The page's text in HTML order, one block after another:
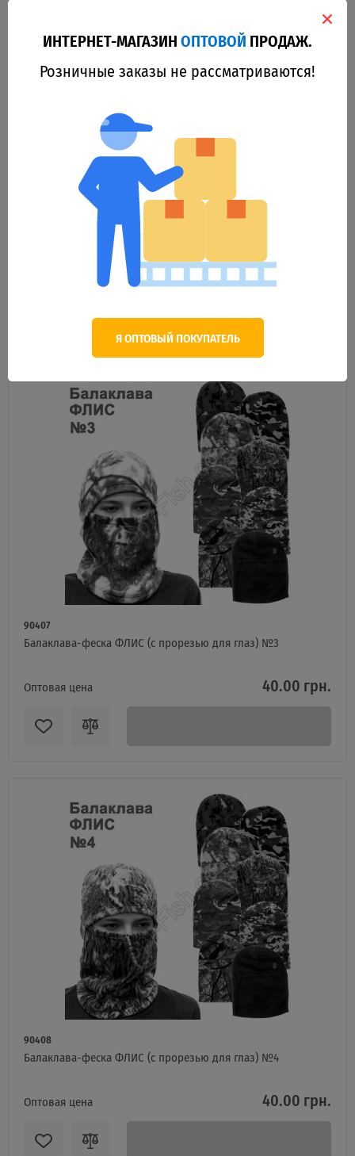
Балаклава-феска ФЛИС (с прорезью для глаз) №2
40.00 грн.
90407
Балаклава-феска ФЛИС (с прорезью для глаз) №3
Оптовая цена 40.00 грн.
90408
Балаклава-феска ФЛИС (с прорезью для глаз) №4
Оптовая цена 40.00 грн.
ИНТЕРНЕТ-МАГАЗИНОПТОВОЙ ПРОДАЖ.
Розничные заказы не рассматриваются!
Я ОПТОВЫЙ ПОКУПАТЕЛЬ